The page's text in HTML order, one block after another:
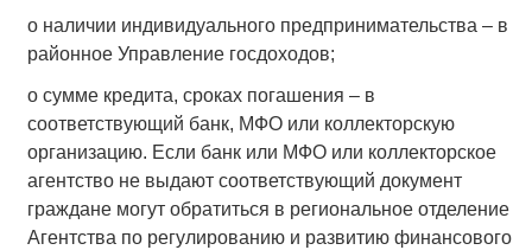
о наличии индивидуального предпринимательства – в
районное Управление госдоходов;
о сумме кредита, сроках погашения – в
соответствующий банк, МФО или коллекторскую
организацию. Если банк или МФО или коллекторское
агентство не выдают соответствующий документ
граждане могут обратиться в региональное отделение
Агентства по регулированию и развитию финансового